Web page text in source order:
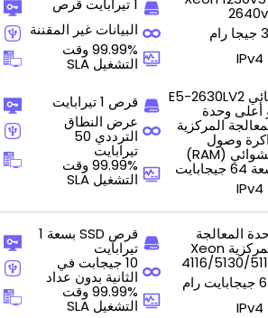
1 تيرابايت قرص
البيانات غير المقننة
99.99% وقت
التشغيل SLA
ثنائي E5-2630LV2
أعلى وحدة
المركزية
وصول
عشوائي (RAM)
جيجابايت
قرص 1 تيرابايت
عرض النطاق
الترددي 50
تيرابايت
99.99% وقت
التشغيل SLA
المعالجة
المركزية Xeon
4116/5130/
رام
قرص SSD بسعة 1
تيرابايت
10 جيجابت في
الثانية بدون عداد
99.99% وقت
التشغيل SLA